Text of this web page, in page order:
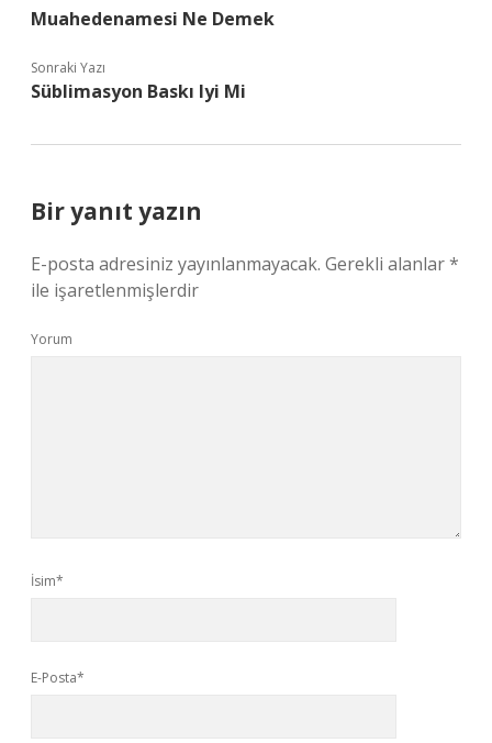
Muahedenamesi Ne Demek
Sonraki Yazı
Süblimasyon Baskı Iyi Mi
Bir yanıt yazın
E-posta adresiniz yayınlanmayacak. Gerekli alanlar*
ile işaretlenmişlerdir
Yorum
İsim*
E-Posta*